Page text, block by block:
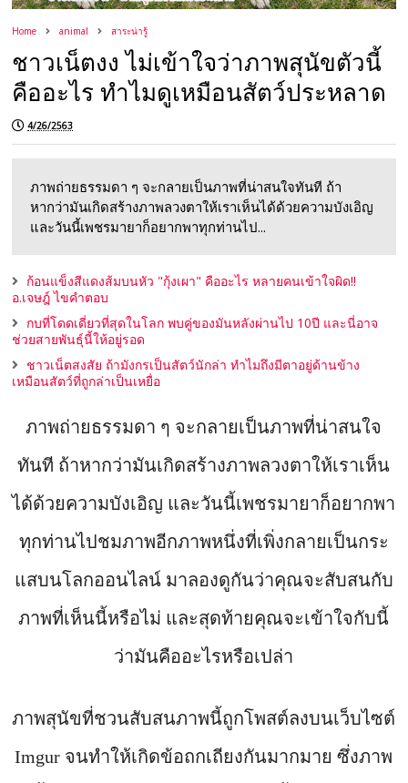
Home animal สาระน่ารู้
ชาวเน็ตงง ไม่เข้าใจว่าภาพสุนัขตัวนี้
คืออะไร ทำไมดูเหมือนสัตว์ประหลาด
4/26/2563
ภาพถ่ายธรรมดา ๆ จะกลายเป็นภาพที่น่าสนใจทันที ถ้า
หากว่ามันเกิดสร้างภาพลวงตาให้เราเห็นได้ด้วยความบังเอิญ
และวันนี้เพชรมายาก็อยากพาทุกท่านไป...
ก้อนแข็งสีแดงส้มบนหัว "กุ้งเผา" คืออะไร หลายคนเข้าใจผิด!!
อ.เจษฎ์ ไขคำตอบ
กบที่โดดเดี่ยวที่สุดในโลก พบคู่ของมันหลังผ่านไป 10ปี และนี่อาจ
ช่วยสายพันธุ์นี้ให้อยู่รอด
ชาวเน็ตสงสัย ถ้ามังกรเป็นสัตว์นักล่า ทำไมถึงมีตาอยู่ด้านข้าง
เหมือนสัตว์ที่ถูกล่าเป็นเหยื่อ
ภาพถ่ายธรรมดา ๆ จะกลายเป็นภาพที่น่าสนใจ
ทันที ถ้าหากว่ามันเกิดสร้างภาพลวงตาให้เราเห็น
ได้ด้วยความบังเอิญ และวันนี้เพชรมายาก็อยากพา
ทุกท่านไปชมภาพอีกภาพหนึ่งที่เพิ่งกลายเป็นกระ
แสบนโลกออนไลน์ มาลองดูกันว่าคุณจะสับสนกับ
ภาพที่เห็นนี้หรือไม่ และสุดท้ายคุณจะเข้าใจกับนี้
ว่ามันคืออะไรหรือเปล่า
ภาพสุนัขที่ชวนสับสนภาพนี้ถูกโพสต์ลงบนเว็บไซต์
Imgur จนทำให้เกิดข้อถกเถียงกันมากมาย ซึ่งภาพ